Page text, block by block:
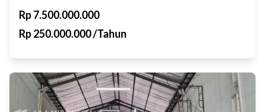
Rp7.500.000.000
Rp250.000.000/Tahun